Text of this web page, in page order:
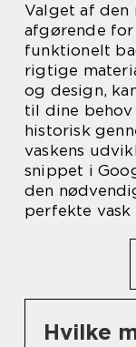
Valget af
afgørende
funktionelt
rigtige
og design,
til dine
historisk
vaskens
snippet i
den
perfekte
Hvilke